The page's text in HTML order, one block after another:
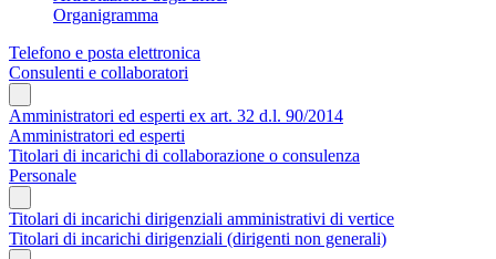
Organigramma
Telefono e posta elettronica
Consulenti e collaboratori
Amministratori ed esperti ex art. 32 d.l. 90/2014
Amministratori ed esperti
Titolari di incarichi di collaborazione o consulenza
Personale
Titolari di incarichi dirigenziali amministrativi di vertice
Titolari di incarichi dirigenziali (dirigenti non generali)